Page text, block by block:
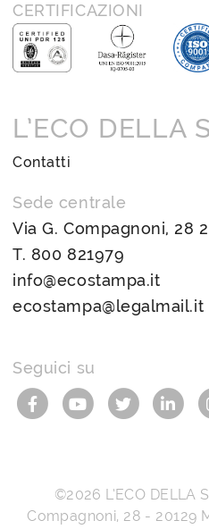
CERTIFICAZIONI
L’ECO DELLA
Contatti
Sede centrale
Via G. Compagnoni, 28
T. 800 821979
info@ecostampa.it
ecostampa@legalmail.it
Seguici su
©2026 L’ECO DELLA
Compagnoni, 28 - 20129